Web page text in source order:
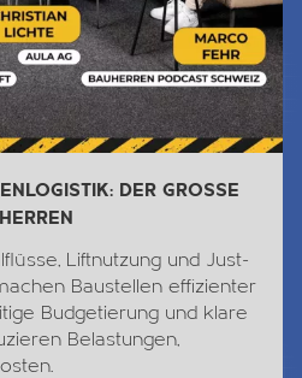
DER GROSSE
Liftnutzung und Just-
Baustellen effizienter
Budgetierung und klare
Belastungen,